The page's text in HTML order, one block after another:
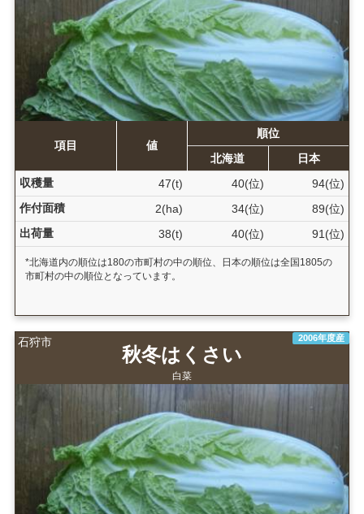
項目 値
順位
北海道
日本
収穫量
47(t) 40(位)
94(位)
作付面積
2(ha) 34(位)
89(位)
出荷量
38(t) 40(位) 91(位)
*北海道内の順位は180の市町村の中の順位、日本の順位は全国1805の
市町村の中の順位となっています。
石狩市 2006年度産
秋冬はくさい
白菜